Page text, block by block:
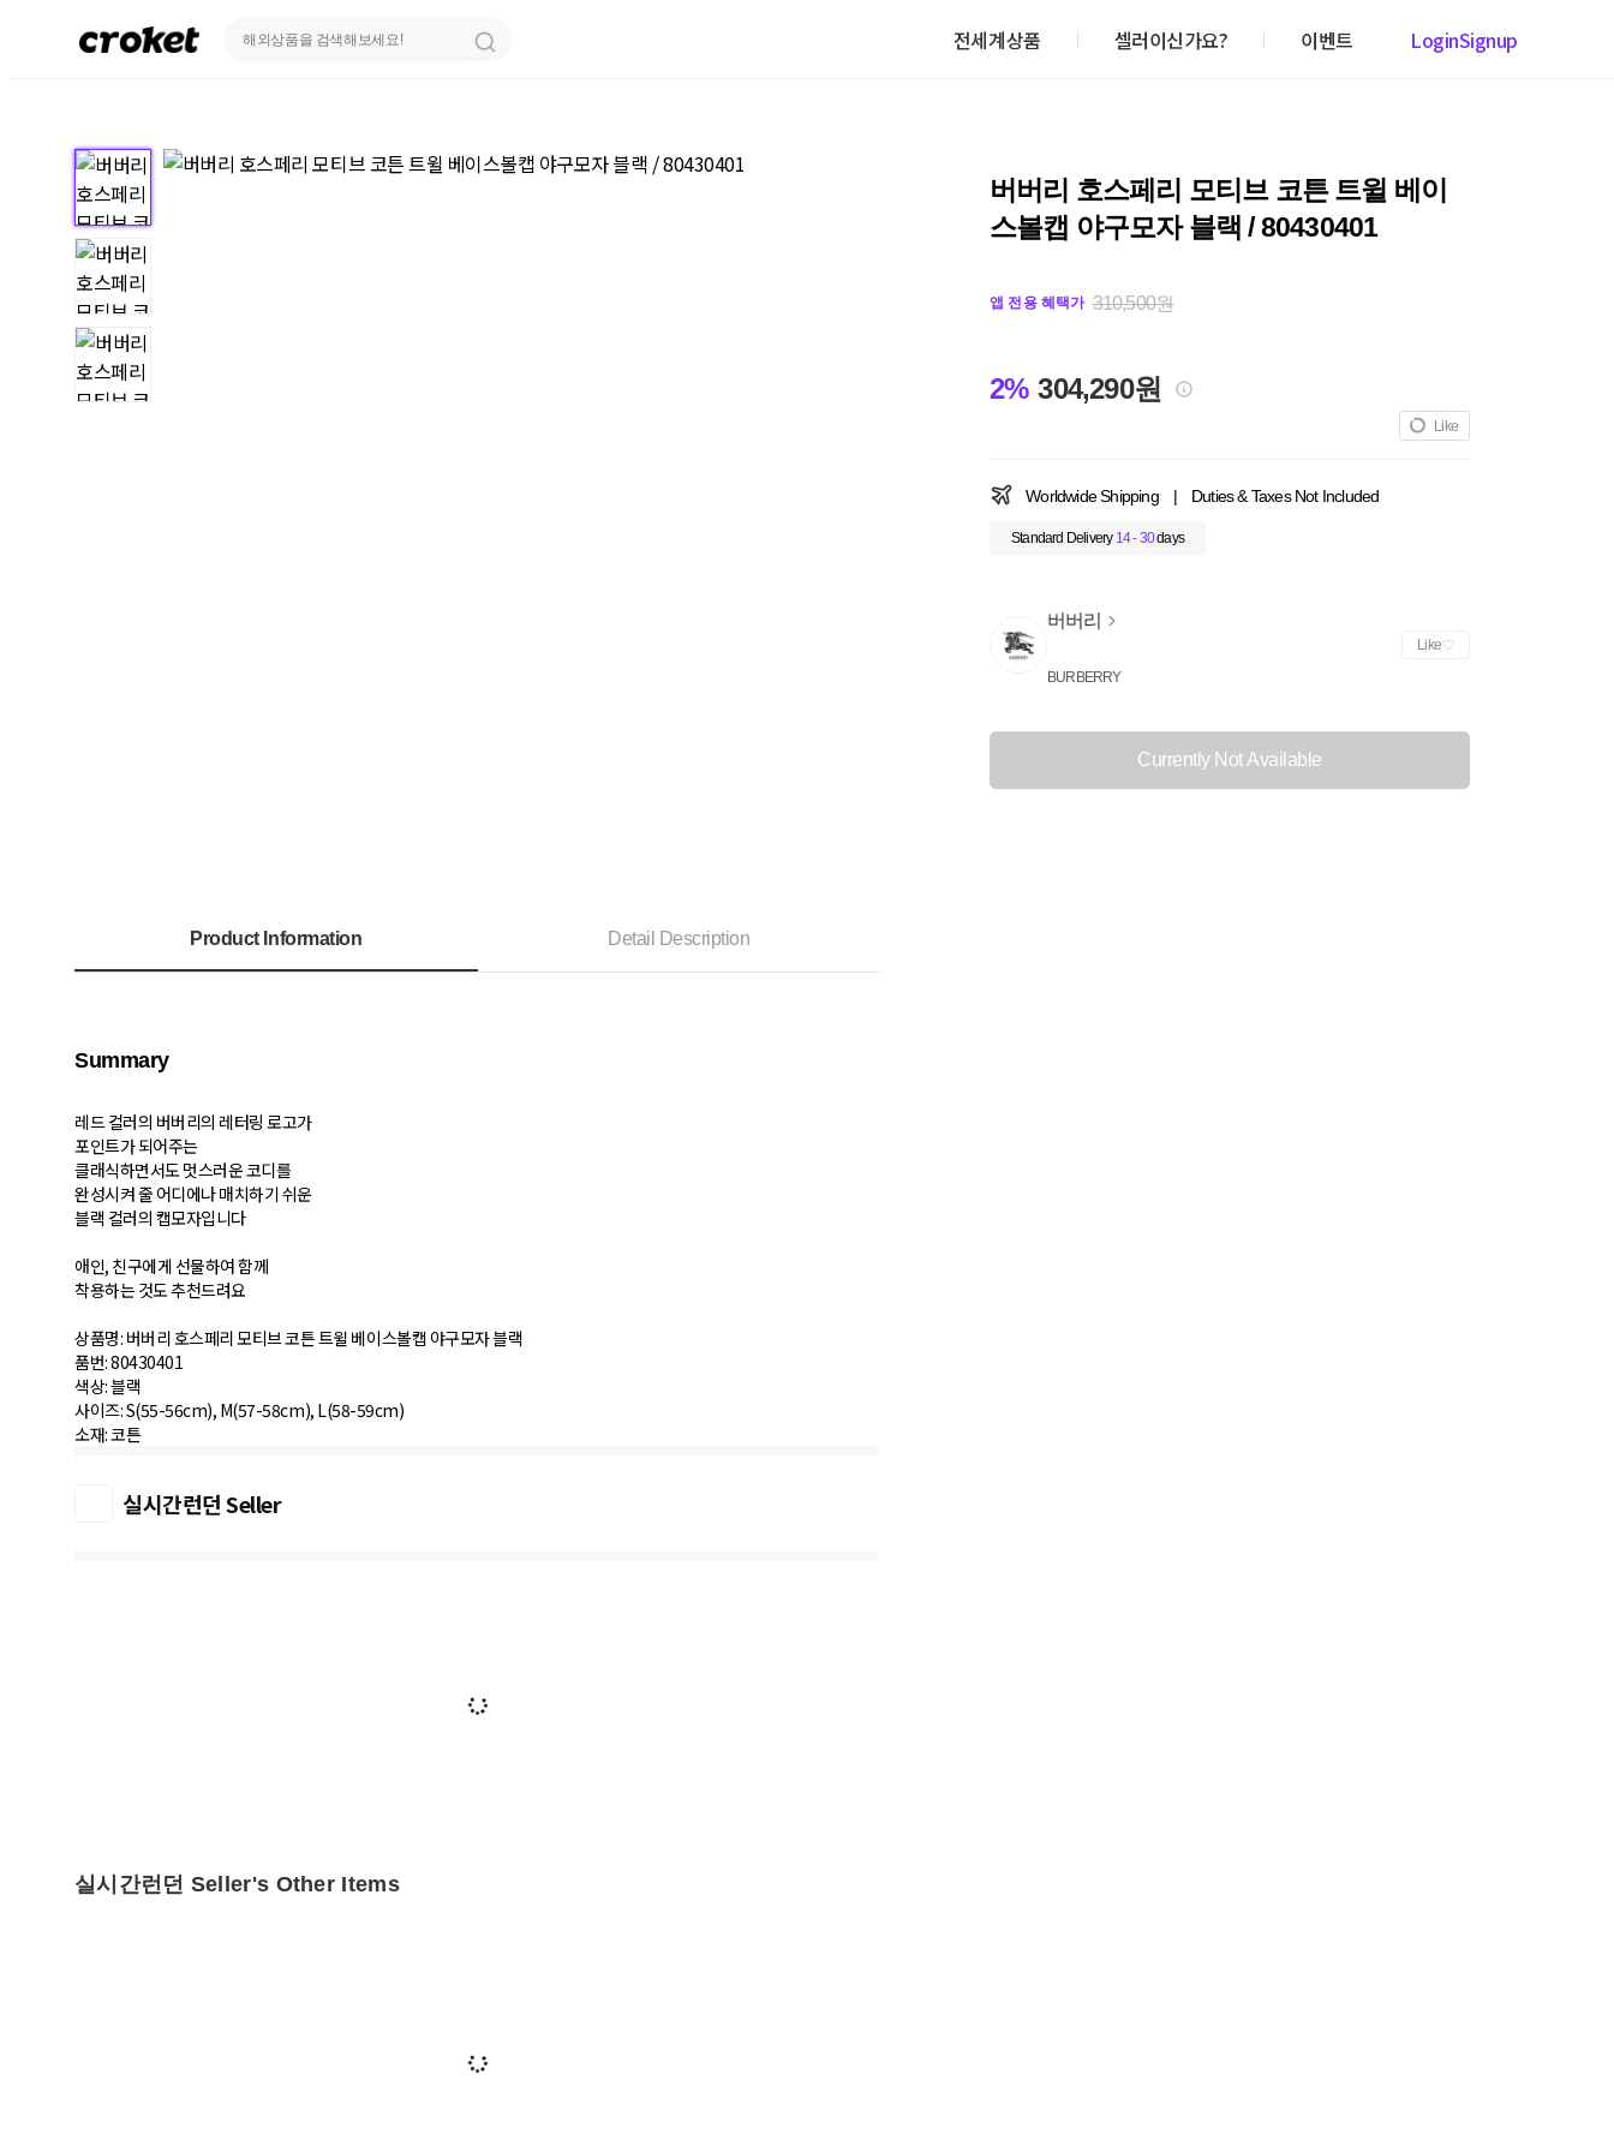
전세계상품 셀러이신가요? 이벤트 LoginSignup
버버리 호스페리 모티브 코튼 트윌 베이
스볼캡 야구모자 블랙 / 80430401
앱 전용 혜택가 310,500원
2% 304,290원
Like
Worldwide Shipping | Duties & Taxes Not Included
Standard Delivery 14 - 30days
버버리
BURBERRY
Like
Currently Not Available
Product Information Detail Description
Summary
레드 컬러의 버버리의 레터링 로고가
포인트가 되어주는
클래식하면서도 멋스러운 코디를
완성시켜 줄 어디에나 매치하기 쉬운
블랙 컬러의 캡모자입니다
애인, 친구에게 선물하여 함께
착용하는 것도 추천드려요
상품명: 버버리 호스페리 모티브 코튼 트윌 베이스볼캡 야구모자 블랙
품번: 80430401
색상: 블랙
사이즈: S(55-56cm), M(57-58cm), L(58-59cm)
소재: 코튼
실시간런던 Seller
실시간런던 Seller's Other Items